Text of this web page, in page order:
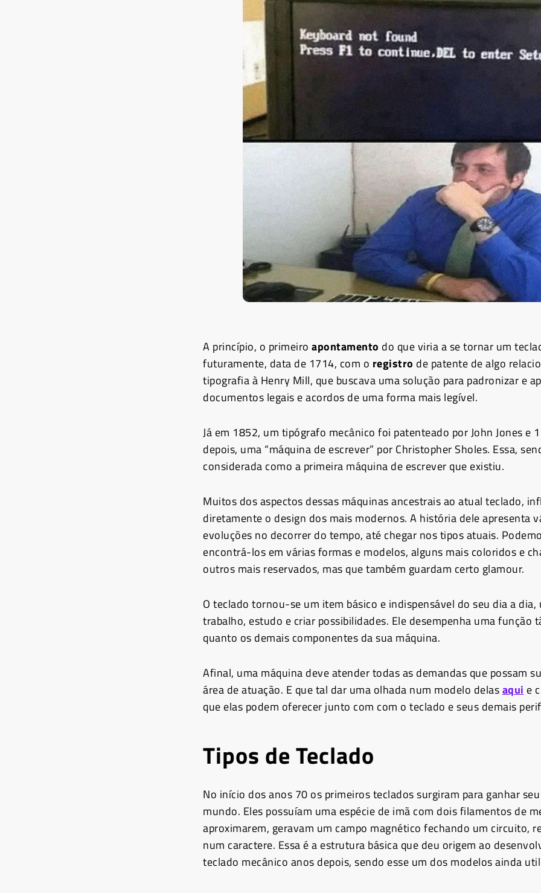
A princípio, o primeiro apontamento do que viria a se tornar um
futuramente, data de 1714, com o registro de patente de algo
tipografia à Henry Mill, que buscava uma solução para padronizar e
documentos legais e acordos de uma forma mais legível.
Já em 1852, um tipógrafo mecânico foi patenteado por John Jones e
depois, uma “máquina de escrever” por Christopher Sholes. Essa,
considerada como a primeira máquina de escrever que existiu.
Muitos dos aspectos dessas máquinas ancestrais ao atual teclado,
diretamente o design dos mais modernos. A história dele apresenta
evoluções no decorrer do tempo, até chegar nos tipos atuais.
encontrá-los em várias formas e modelos, alguns mais coloridos e
outros mais reservados, mas que também guardam certo glamour.
O teclado tornou-se um item básico e indispensável do seu dia a dia,
trabalho, estudo e criar possibilidades. Ele desempenha uma função
quanto os demais componentes da sua máquina.
Afinal, uma máquina deve atender todas as demandas que possam
área de atuação. E que tal dar uma olhada num modelo delasaqui e
que elas podem oferecer junto com com o teclado e seus demais
Tipos de Teclado
No início dos anos 70 os primeiros teclados surgiram para ganhar
mundo. Eles possuíam uma espécie de imã com dois filamentos de
aproximarem, geravam um campo magnético fechando um circuito,
num caractere. Essa é a estrutura básica que deu origem ao
teclado mecânico anos depois, sendo esse um dos modelos ainda